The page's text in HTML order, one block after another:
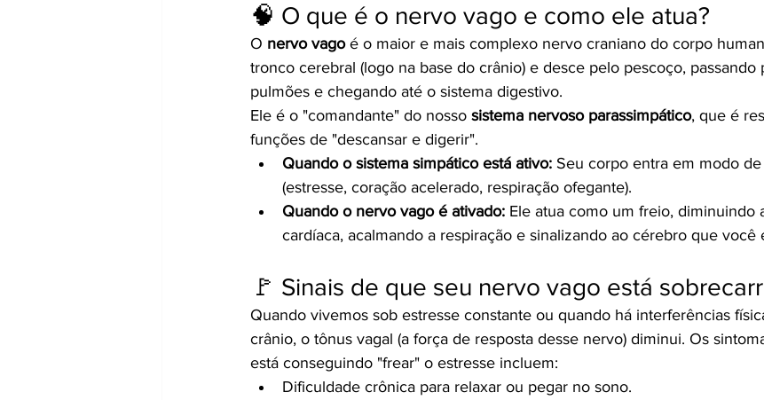
🧠 O que é o nervo vago e como ele atua?
O nervo vago é o maior e mais complexo nervo craniano do corpo
tronco cerebral (logo na base do crânio) e desce pelo pescoço, passando
pulmões e chegando até o sistema digestivo.
Ele é o "comandante" do nosso sistema nervoso parassimpático, que é
funções de "descansar e digerir".
Quando o sistema simpático está ativo: Seu corpo entra em modo
(estresse, coração acelerado, respiração ofegante).
Quando o nervo vago é ativado: Ele atua como um freio, diminuindo
cardíaca, acalmando a respiração e sinalizando ao cérebro que você
🚩 Sinais de que seu nervo vago está
Quando vivemos sob estresse constante ou quando há interferências
crânio, o tônus vagal (a força de resposta desse nervo) diminui. Os
está conseguindo "frear" o estresse incluem:
Dificuldade crônica para relaxar ou pegar no sono.